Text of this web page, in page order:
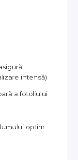
intensă)
a fotoliului
optim